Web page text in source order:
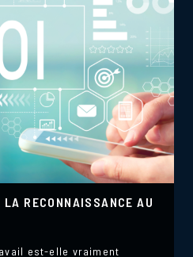
RECONNAISSANCE AU
est-elle vraiment